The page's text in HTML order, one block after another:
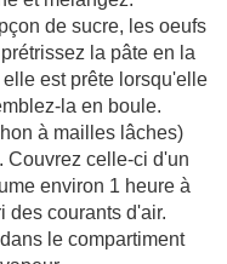
de sucre, les oeufs
la pâte en la
est prête lorsqu'elle
la en boule.
à mailles lâches)
Couvrez celle-ci d'un
environ 1 heure à
des courants d'air.
le compartiment